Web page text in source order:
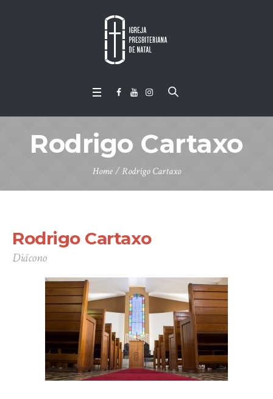
Rodrigo Cartaxo
Home /Rodrigo Cartaxo
Rodrigo Cartaxo
Diácono